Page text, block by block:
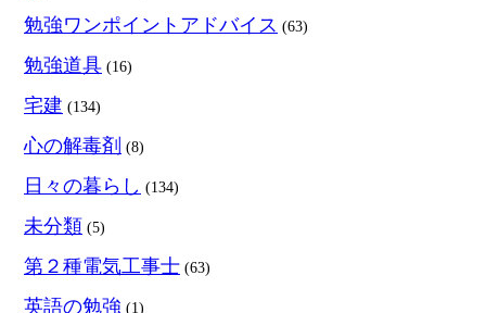
勉強ワンポイントアドバイス (63)
勉強道具 (16)
宅建 (134)
心の解毒剤 (8)
日々の暮らし (134)
未分類 (5)
第２種電気工事士 (63)
英語の勉強 (1)